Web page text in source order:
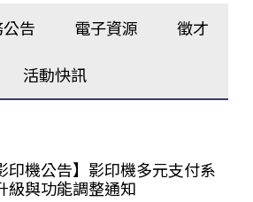
告 電子資源 徵才
活動快訊
印機公告】影印機多元支付系
級與功能調整通知